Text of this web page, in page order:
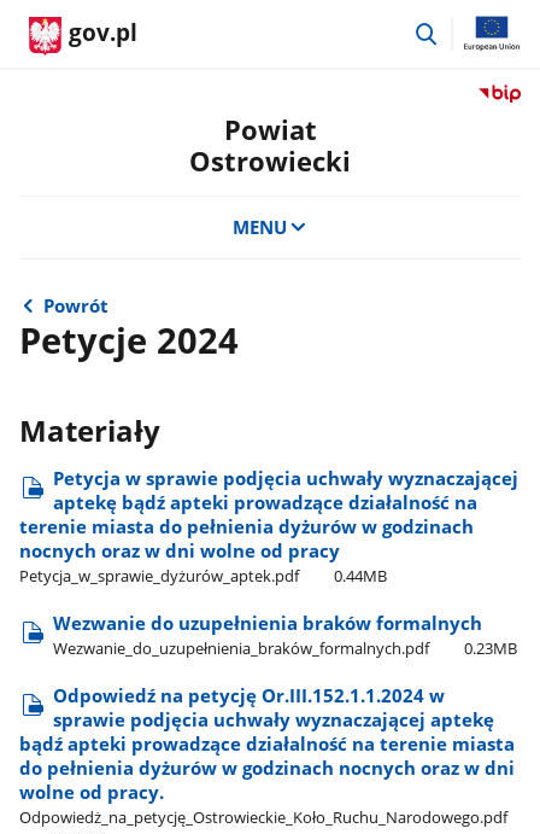
gov.pl
przejdź
Przejdź
Powiat
Ostrowiecki
MENU
Powrót
Petycje 2024
Materiały
Petycja w sprawie podjęcia uchwały wyznaczającej
aptekę bądź apteki prowadzące działalność na
terenie miasta do pełnienia dyżurów w godzinach
nocnych oraz w dni wolne od pracy
Petycja​_w​_sprawie​_dyżurów​_aptek.pdf 0.44MB
Wezwanie do uzupełnienia braków formalnych
Wezwanie​_do​_uzupełnienia​_braków​_formalnych.pdf 0.23MB
Odpowiedź na petycję Or.III.152.1.1.2024 w
sprawie podjęcia uchwały wyznaczającej aptekę
bądź apteki prowadzące działalność na terenie miasta
do pełnienia dyżurów w godzinach nocnych oraz w dni
wolne od pracy.
Odpowiedż​_na​_petycję​_Ostrowieckie​_Koło​_Ruchu​_Narodowego.pdf